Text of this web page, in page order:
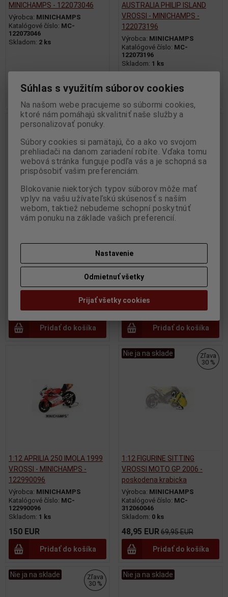
MINICHAMPS - 122073046
Výrobca: MINICHAMPS
Katalógové číslo: MC-
122073046
Skladom: 2 ks
Pridať do košíka
AUSTRALIA PHILIP ISLAND
V.ROSSI - MINICHAMPS -
122073196
Výrobca: MINICHAMPS
Katalógové číslo: MC-
122073196
Skladom: 1 ks
Nie ja na sklade
Katalógové číslo:MC-
Skladom:
299,95 EUR
Pridať do košíka
mierne osuchana krabicka
Katalógové číslo:
122793001
300 EUR
Pridať do košíka
1:12 APRILIA 250 IMOLA 1999
V.ROSSI - MINICHAMPS -
122990096
Výrobca: MINICHAMPS
Katalógové číslo: MC-
122990096
Skladom: 1 ks
150 EUR
Pridať do košíka
Nie ja na sklade
Zľava
30 %
1:12 FIGURINE SITTING
V.ROSSI MOTO GP 2006 -
poskodena krabicka
Výrobca: MINICHAMPS
Katalógové číslo: MC-
312060046
Skladom: 0 ks
48,95 EUR 69,95 EUR
Pridať do košíka
Nie ja na sklade
Zľava
30 %
Nie ja na sklade
Súhlas s využitím súborov cookies
Na našom webe pracujeme so súbormi cookies,
ktoré nám pomáhajú skvalitniť naše služby a
personalizovať ponuky.
Súbory cookies si pamätajú, čo a ako vo svojom
prehliadači na danom zariadení robíte. Vďaka tomu
webová stránka funguje podľa vás a je schopná sa
prispôsobiť vašim preferenciám.
Blokovanie niektorých typov súborov môže mať
vplyv na vašu užívateľskú skúsenosť s naším
webom, taktiež nebudeme schopní poskytnúť
vám ponuku na základe vašich preferencií.
Nastavenie
Odmietnuť všetky
Prijať všetky cookies